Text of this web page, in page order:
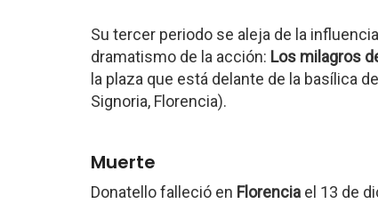
Su tercer periodo se aleja de la
dramatismo de la acción: Los milagros
la plaza que está delante de la basílica
Signoria, Florencia).
Muerte
Donatello falleció en Florencia el 13 de